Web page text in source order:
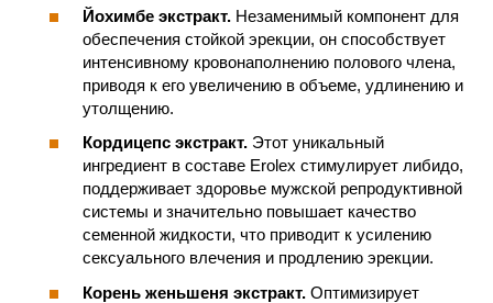
Йохимбе экстракт. Незаменимый компонент для
обеспечения стойкой эрекции, он способствует
интенсивному кровонаполнению полового члена,
приводя к его увеличению в объеме, удлинению и
утолщению.
Кордицепс экстракт. Этот уникальный
ингредиент в составе Erolex стимулирует либидо,
поддерживает здоровье мужской репродуктивной
системы и значительно повышает качество
семенной жидкости, что приводит к усилению
сексуального влечения и продлению эрекции.
Корень женьшеня экстракт. Оптимизирует